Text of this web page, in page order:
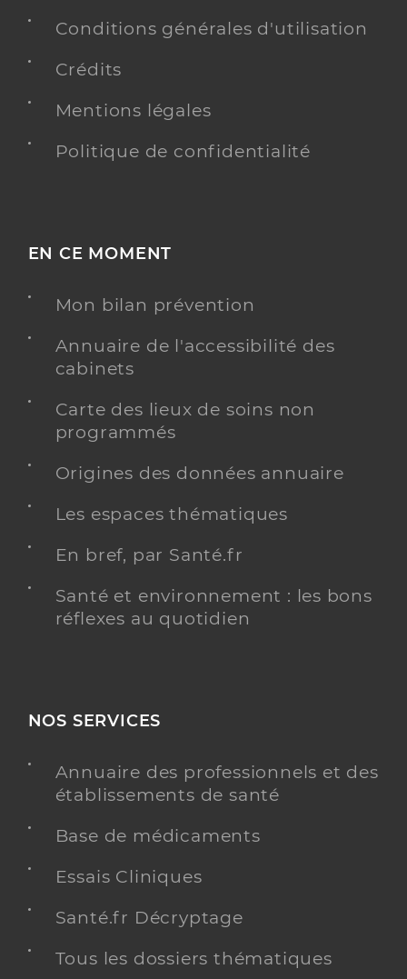
Conditions générales d'utilisation
Crédits
Mentions légales
Politique de confidentialité
EN CE MOMENT
Mon bilan prévention
Annuaire de l'accessibilité des
cabinets
Carte des lieux de soins non
programmés
Origines des données annuaire
Les espaces thématiques
En bref, par Santé.fr
Santé et environnement : les bons
réflexes au quotidien
NOS SERVICES
Annuaire des professionnels et des
établissements de santé
Base de médicaments
Essais Cliniques
Santé.fr Décryptage
Tous les dossiers thématiques